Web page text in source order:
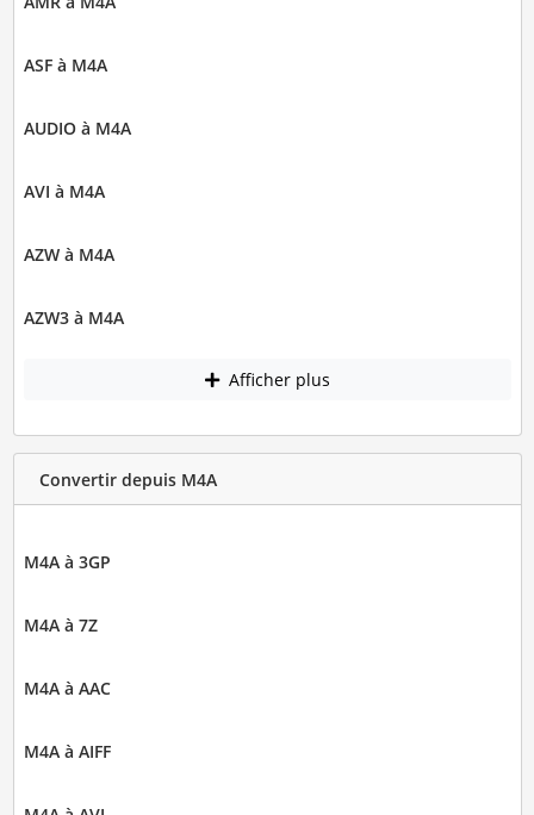
ASF à M4A
AUDIO à M4A
AVI à M4A
AZW à M4A
AZW3 à M4A
Afficher plus
Convertir depuis M4A
M4A à 3GP
M4A à 7Z
M4A à AAC
M4A à AIFF